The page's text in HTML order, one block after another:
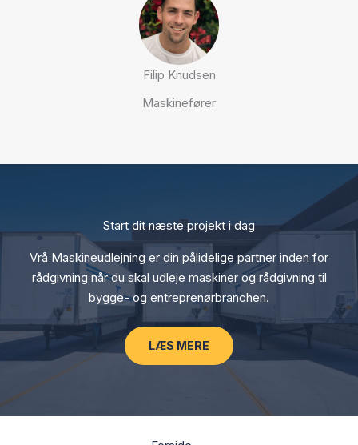
Filip Knudsen
Maskinefører
Start dit næste projekt i dag
Vrå Maskineudlejning er din pålidelige partner inden for
rådgivning når du skal udleje maskiner og rådgivning til
bygge- og entreprenørbranchen.
LÆS MERE